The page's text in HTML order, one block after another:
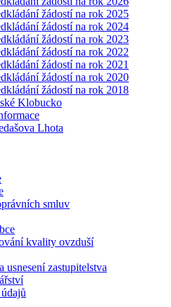
žádostí na rok 2025
žádostí na rok 2024
žádostí na rok 2023
žádostí na rok 2022
žádostí na rok 2021
žádostí na rok 2020
žádostí na rok 2018
Klobucko
Lhota
smluv
kvality ovzduší
usnesení zastupitelstva